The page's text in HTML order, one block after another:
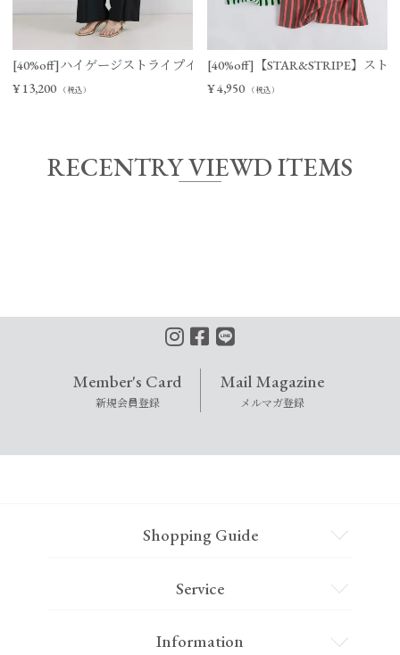
[40%off]ハイゲージストライプイージーパンツ
¥ 13,200 （税込）
[40%off]【STAR&STRIPE】スト
¥4,950 （税込）
RECENTRY VIEWD ITEMS
Member's Card
新規会員登録
Mail Magazine
メルマガ登録
Shopping Guide
Service
Information